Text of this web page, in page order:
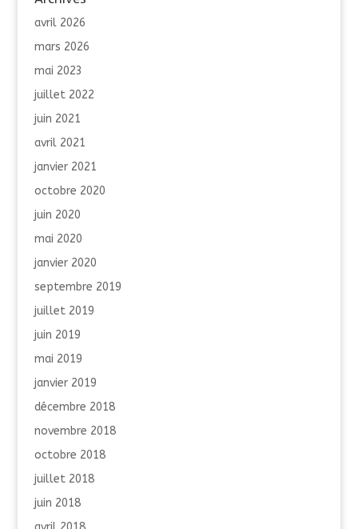
avril 2026
mars 2026
mai 2023
juillet 2022
juin 2021
avril 2021
janvier 2021
octobre 2020
juin 2020
mai 2020
janvier 2020
septembre 2019
juillet 2019
juin 2019
mai 2019
janvier 2019
décembre 2018
novembre 2018
octobre 2018
juillet 2018
juin 2018